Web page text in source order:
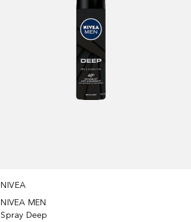
NIVEA
NIVEA MEN
Spray Deep